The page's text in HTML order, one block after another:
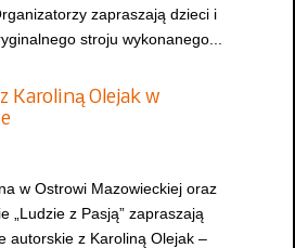
zapraszają dzieci i
stroju wykonanego...
Karoliną Olejak w
w Ostrowi Mazowieckiej oraz
„Ludzie z Pasją” zapraszają
autorskie z Karoliną Olejak –